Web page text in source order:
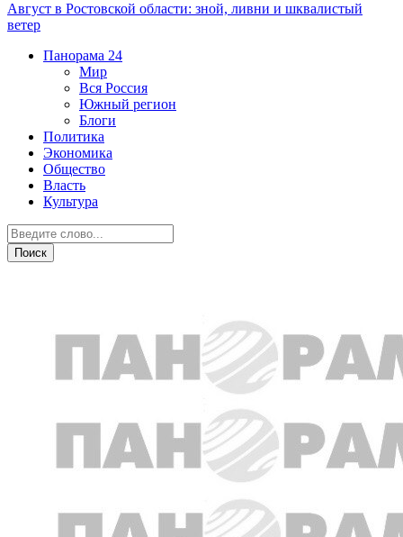
Август в Ростовской области: зной, ливни и шквалистый
ветер
Панорама 24
Мир
Вся Россия
Южный регион
Блоги
Политика
Экономика
Общество
Власть
Культура